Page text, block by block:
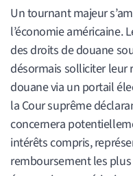
Un tournant majeur
l’économie américaine.
des droits de douane
désormais solliciter
douane via un portail
la Cour suprême
concernera
intérêts compris,
remboursement les